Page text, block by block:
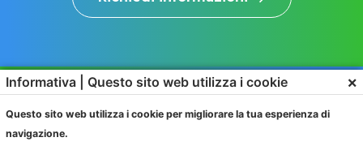
Informativa | Questo sito web utilizza i cookie ×
Questo sito web utilizza i cookie per migliorare la tua esperienza di
navigazione.